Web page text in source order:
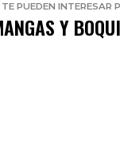
PUEDEN INTERESAR
Y